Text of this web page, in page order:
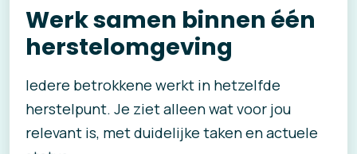
Werk samen binnen één
herstelomgeving
Iedere betrokkene werkt in hetzelfde
herstelpunt. Je ziet alleen wat voor jou
relevant is, met duidelijke taken en actuele